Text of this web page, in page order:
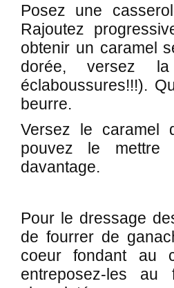
Posez une
Rajoutez
obtenir un caramel
dorée, versez
éclaboussures!!!).
beurre.
Versez le caramel
pouvez le mettre
davantage.
Pour le dressage
de fourrer de
coeur fondant au
entreposez-les